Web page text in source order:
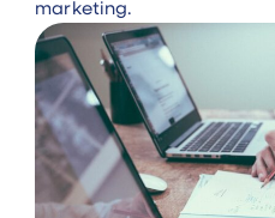
marketing.